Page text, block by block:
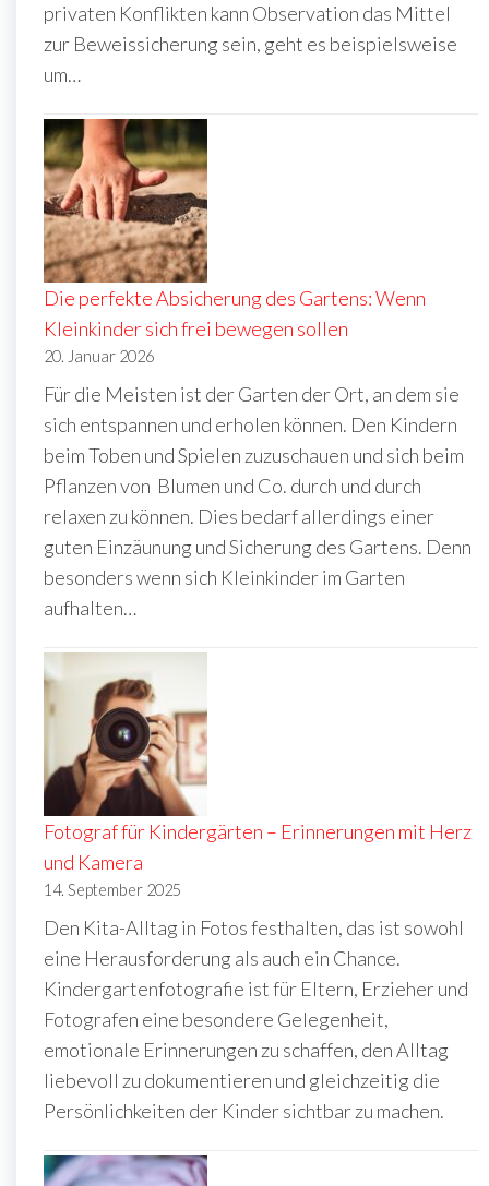
privaten Konflikten kann Observation das Mittel
zur Beweissicherung sein, geht es beispielsweise
um…
Die perfekte Absicherung des Gartens: Wenn
Kleinkinder sich frei bewegen sollen
20. Januar 2026
Für die Meisten ist der Garten der Ort, an dem sie
sich entspannen und erholen können. Den Kindern
beim Toben und Spielen zuzuschauen und sich beim
Pflanzen von Blumen und Co. durch und durch
relaxen zu können. Dies bedarf allerdings einer
guten Einzäunung und Sicherung des Gartens. Denn
besonders wenn sich Kleinkinder im Garten
aufhalten…
Fotograf für Kindergärten – Erinnerungen mit Herz
und Kamera
14. September 2025
Den Kita-Alltag in Fotos festhalten, das ist sowohl
eine Herausforderung als auch ein Chance.
Kindergartenfotografie ist für Eltern, Erzieher und
Fotografen eine besondere Gelegenheit,
emotionale Erinnerungen zu schaffen, den Alltag
liebevoll zu dokumentieren und gleichzeitig die
Persönlichkeiten der Kinder sichtbar zu machen.